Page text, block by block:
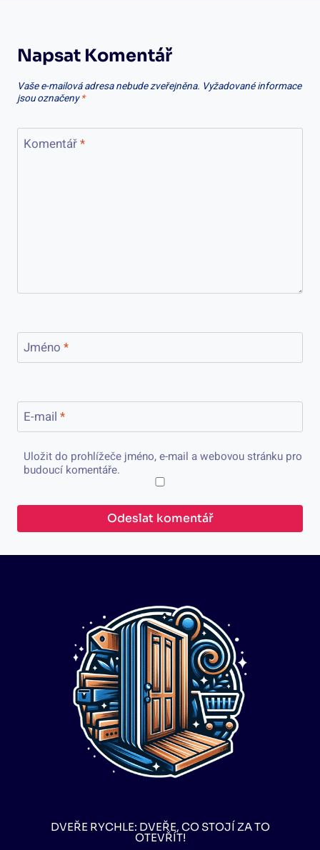
Napsat Komentář
Vaše e-mailová adresa nebude zveřejněna. Vyžadované informace
jsou označeny*
Komentář*
Jméno *
E-mail *
Uložit do prohlížeče jméno, e-mail a webovou stránku pro
budoucí komentáře.
DVEŘE RYCHLE: DVEŘE, CO STOJÍ ZA TO
OTEVŘÍT!